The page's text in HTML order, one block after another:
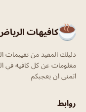
كافيهات
دليلك المفيد من تقييمات
معلومات عن كل كافيه في
اتمنى ان يعجبكم
روابط